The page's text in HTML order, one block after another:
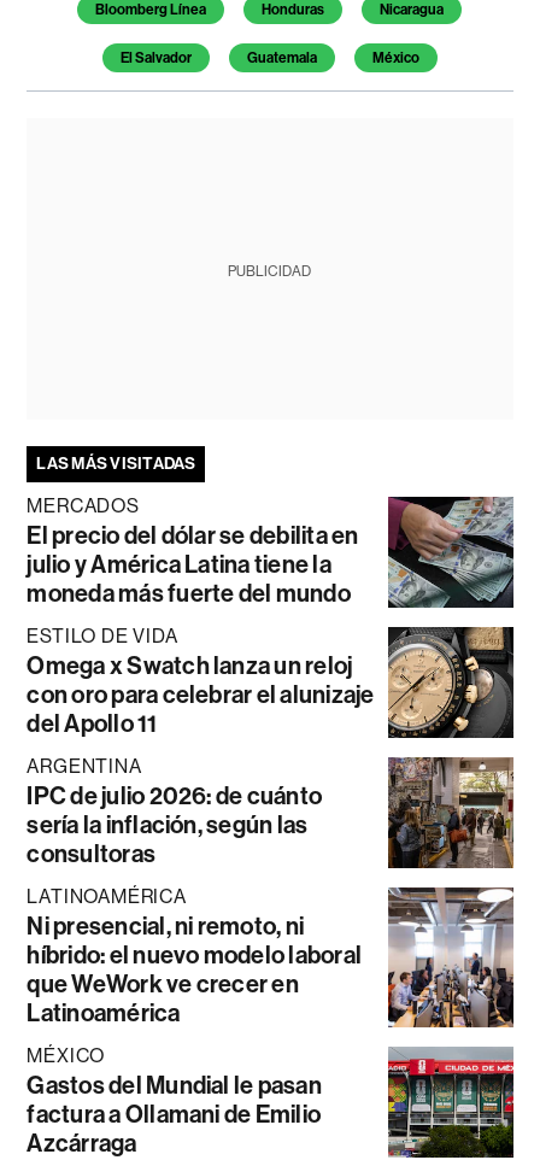
Bloomberg Línea Honduras Nicaragua
El Salvador Guatemala México
PUBLICIDAD
LAS MÁS VISITADAS
MERCADOS
El precio del dólar se debilita en
julio y América Latina tiene la
moneda más fuerte del mundo
ESTILO DE VIDA
Omega x Swatch lanza un reloj
con oro para celebrar el alunizaje
del Apollo 11
ARGENTINA
IPC de julio 2026: de cuánto
sería la inflación, según las
consultoras
LATINOAMÉRICA
Ni presencial, ni remoto, ni
híbrido: el nuevo modelo laboral
que WeWork ve crecer en
Latinoamérica
MÉXICO
Gastos del Mundial le pasan
factura a Ollamani de Emilio
Azcárraga